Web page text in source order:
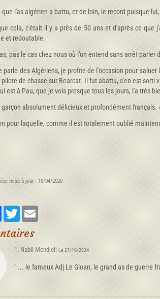
l'as algérien a battu, et de loin, le record puisque
cela, c'était il y a près de 50 ans et d'après ce que
et redoutable.
pas le cas chez nous où l'on entend sans arrêt
parle des Algériens, je profite de l'occasion pour
de chasse sur Bearcat. Il fut abattu, s'en est
est à Pau, que je vois presque tous les jours, l'a très
garçon absolument délicieux et profondément français.
pour laquelle, comme il est totalement oublié
mise à jour : 10/04/2020
FacebookTwitter
1. Nabil Mendjeli Le 27/10/2024
" ... le fameux Adj Le Gloan, le grand as de guerre